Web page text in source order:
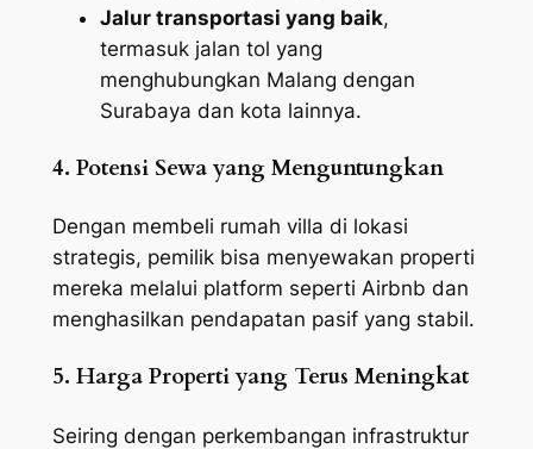
Jalur transportasi yang baik,
termasuk jalan tol yang
menghubungkan Malang dengan
Surabaya dan kota lainnya.
4. Potensi Sewa yang Menguntungkan
Dengan membeli rumah villa di lokasi
strategis, pemilik bisa menyewakan properti
mereka melalui platform seperti Airbnb dan
menghasilkan pendapatan pasif yang stabil.
5. Harga Properti yang Terus Meningkat
Seiring dengan perkembangan infrastruktur